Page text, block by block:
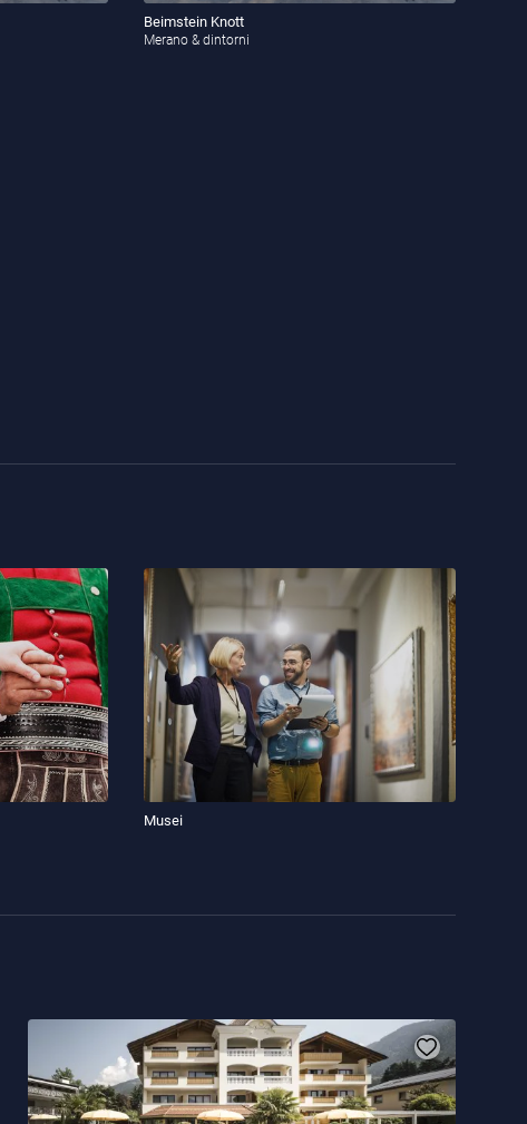
Beimstein Knott
Merano & dintorni
Musei